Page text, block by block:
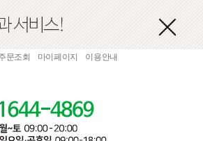
문조회 마이페이지 이용안내